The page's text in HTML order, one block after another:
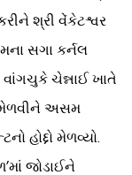
શ્રી વેંકેટશ્વર
સગા કર્નલ
ચેન્નાઈ ખાતે
મેળવીને અસમ
હોદ્દો મેળવ્યો.
જોડાઈને